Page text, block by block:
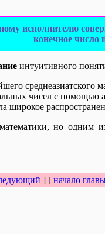
исполнителю
конечное число
интуитивного
среднеазиатского
чисел с
широкое
но
] [ начало